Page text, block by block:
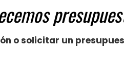
o solicitar un